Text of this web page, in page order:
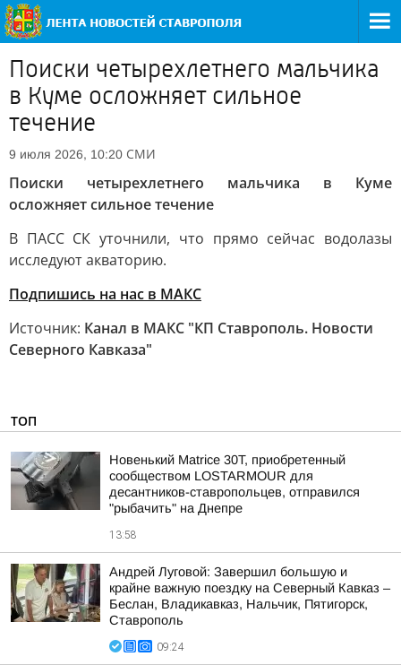
Поиски четырехлетнего мальчика
в Куме осложняет сильное
течение
9 июля 2026, 10:20 СМИ
Поиски четырехлетнего мальчика в Куме
осложняет сильное течение
В ПАСС СК уточнили, что прямо сейчас водолазы
исследуют акваторию.
Подпишись на нас в МАКС
Источник: Канал в МАКС "КП Ставрополь. Новости
Северного Кавказа"
ТОП
Новенький Matrice 30T, приобретенный
сообществом LOSTARMOUR для
десантников-ставропольцев, отправился
"рыбачить" на Днепре
13:58
Андрей Луговой: Завершил большую и
крайне важную поездку на Северный Кавказ –
Беслан, Владикавказ, Нальчик, Пятигорск,
Ставрополь
09:24